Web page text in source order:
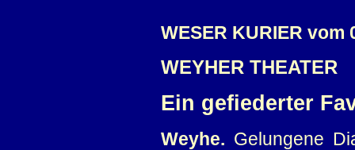
WESER KURIER vom
WEYHER THEATER
Ein gefiederter
Weyhe. Gelungene